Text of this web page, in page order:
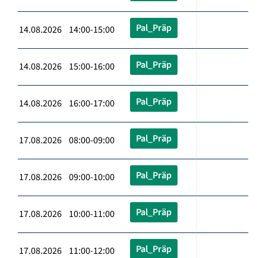
14.08.2026 14:00-15:00 Pal_Präp
14.08.2026 15:00-16:00 Pal_Präp
14.08.2026 16:00-17:00 Pal_Präp
17.08.2026 08:00-09:00 Pal_Präp
17.08.2026 09:00-10:00 Pal_Präp
17.08.2026 10:00-11:00 Pal_Präp
17.08.2026 11:00-12:00 Pal_Präp